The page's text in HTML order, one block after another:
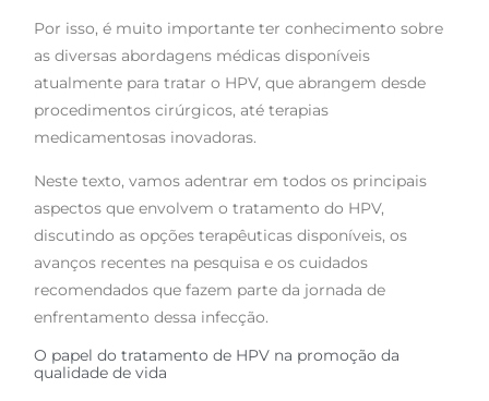
Por isso, é muito importante ter conhecimento sobre
as diversas abordagens médicas disponíveis
atualmente para tratar o HPV, que abrangem desde
procedimentos cirúrgicos, até terapias
medicamentosas inovadoras.
Neste texto, vamos adentrar em todos os principais
aspectos que envolvem o tratamento do HPV,
discutindo as opções terapêuticas disponíveis, os
avanços recentes na pesquisa e os cuidados
recomendados que fazem parte da jornada de
enfrentamento dessa infecção.
O papel do tratamento de HPV na promoção da
qualidade de vida